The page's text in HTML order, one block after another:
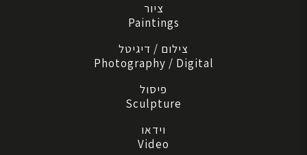
ציור
Paintings
צילום / דיגיטל
Photography / Digital
פיסול
Sculpture
וידאו
Video